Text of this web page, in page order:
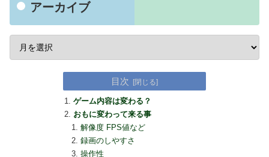
アーカイブ
目次
ゲーム内容は変わる？
おもに変わって来る事
解像度 FPS値など
録画のしやすさ
操作性